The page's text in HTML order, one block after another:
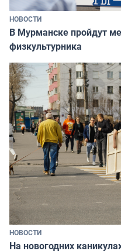
НОВОСТИ
В Мурманске пройдут
физкультурника
НОВОСТИ
На новогодних